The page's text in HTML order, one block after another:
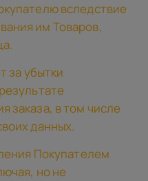
вследствие
им Товаров,
за убытки
заказа, в том числе
данных.
Покупателем
но не